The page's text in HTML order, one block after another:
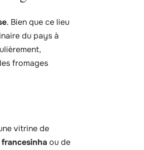
. Bien que ce lieu
du pays à
fromages
vitrine de
francesinhaou de